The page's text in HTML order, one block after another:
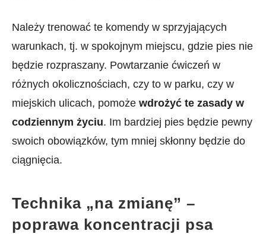
Należy trenować‌ te komendy⁣ w ‌sprzyjających
warunkach, tj. w spokojnym​ miejscu,⁢ gdzie‍ pies nie
będzie rozpraszany. Powtarzanie ćwiczeń ⁤w
różnych okolicznościach, czy to w parku,⁢ czy‌ w
miejskich ulicach, pomoże wdrożyć te zasady ⁢w
codziennym ⁤życiu. Im bardziej pies będzie pewny​
swoich obowiązków, ‍tym mniej skłonny będzie do
ciągnięcia.
Technika „na zmianę” –
poprawa koncentracji psa